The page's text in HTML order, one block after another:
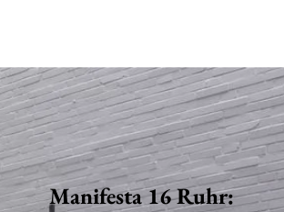
Manifesta 16 Ruhr: